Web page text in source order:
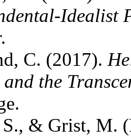
Idealist
C. (2017).
the
S., & Grist, M.